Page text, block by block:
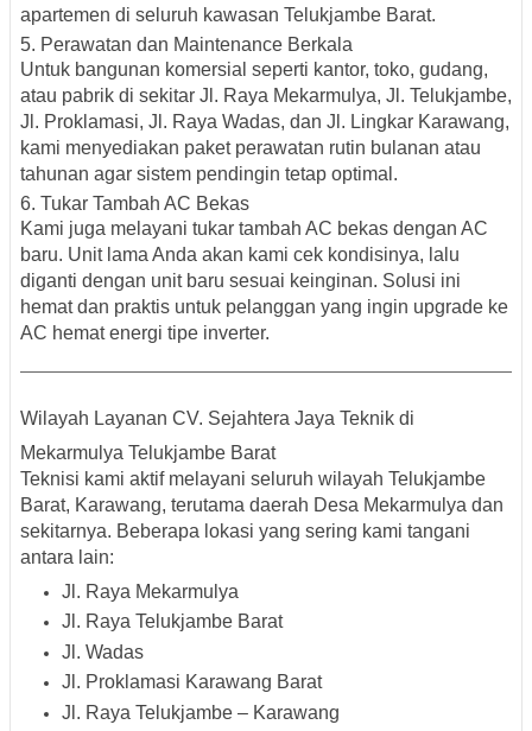
apartemen di seluruh kawasan Telukjambe Barat.
5. Perawatan dan Maintenance Berkala
Untuk bangunan komersial seperti kantor, toko, gudang,
atau pabrik di sekitar Jl. Raya Mekarmulya, Jl. Telukjambe,
Jl. Proklamasi, Jl. Raya Wadas, dan Jl. Lingkar Karawang,
kami menyediakan paket perawatan rutin bulanan atau
tahunan agar sistem pendingin tetap optimal.
6. Tukar Tambah AC Bekas
Kami juga melayani tukar tambah AC bekas dengan AC
baru. Unit lama Anda akan kami cek kondisinya, lalu
diganti dengan unit baru sesuai keinginan. Solusi ini
hemat dan praktis untuk pelanggan yang ingin upgrade ke
AC hemat energi tipe inverter.
Wilayah Layanan CV. Sejahtera Jaya Teknik di
Mekarmulya Telukjambe Barat
Teknisi kami aktif melayani seluruh wilayah Telukjambe
Barat, Karawang, terutama daerah Desa Mekarmulya dan
sekitarnya. Beberapa lokasi yang sering kami tangani
antara lain:
Jl. Raya Mekarmulya
Jl. Raya Telukjambe Barat
Jl. Wadas
Jl. Proklamasi Karawang Barat
Jl. Raya Telukjambe – Karawang